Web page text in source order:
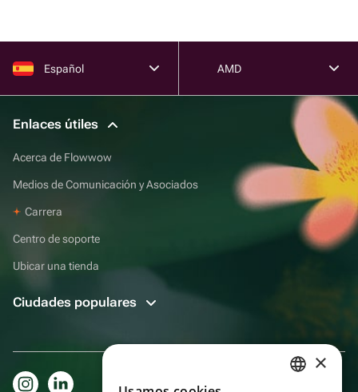
Español AMD
Enlaces útiles
Acerca de Flowwow
Medios de Comunicación y Asociados
Carrera
Centro de soporte
Ubicar una tienda
Ciudades populares
×